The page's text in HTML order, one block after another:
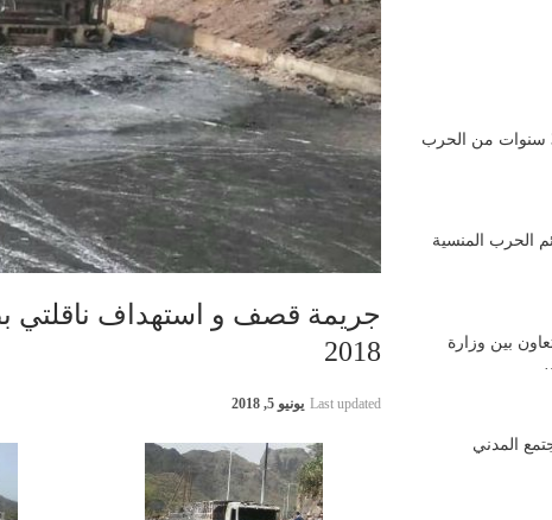
2018
Last updated يونيو 5, 2018
فعالية بعنوان: إحصائيات 3 سنوات من الحرب
الحرب المنسية
بين وزارة
المدني